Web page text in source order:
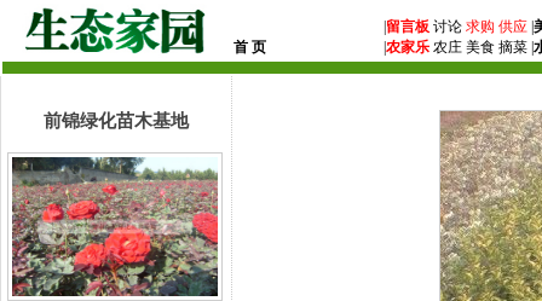
首 页
留言板 讨论 求购 供应
农家乐 农庄 美食 摘菜 |
前锦绿化苗木基地